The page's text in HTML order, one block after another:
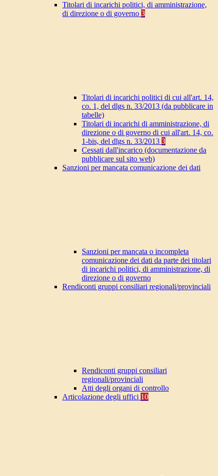
Titolari di incarichi politici, di amministrazione,
di direzione o di governo 3
Titolari di incarichi politici di cui all'art. 14,
co. 1, del dlgs n. 33/2013 (da pubblicare in
tabelle)
Titolari di incarichi di amministrazione, di
direzione o di governo di cui all'art. 14, co.
1-bis, del dlgs n. 33/2013 3
Cessati dall'incarico (documentazione da
pubblicare sul sito web)
Sanzioni per mancata comunicazione dei dati
Sanzioni per mancata o incompleta
comunicazione dei dati da parte dei titolari
di incarichi politici, di amministrazione, di
direzione o di governo
Rendiconti gruppi consiliari regionali/provinciali
Rendiconti gruppi consiliari
regionali/provinciali
Atti degli organi di controllo
Articolazione degli uffici 10